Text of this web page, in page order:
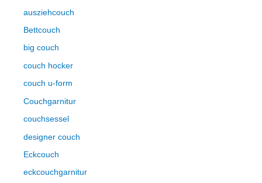
ausziehcouch
Bettcouch
big couch
couch hocker
couch u-form
Couchgarnitur
couchsessel
designer couch
Eckcouch
eckcouchgarnitur